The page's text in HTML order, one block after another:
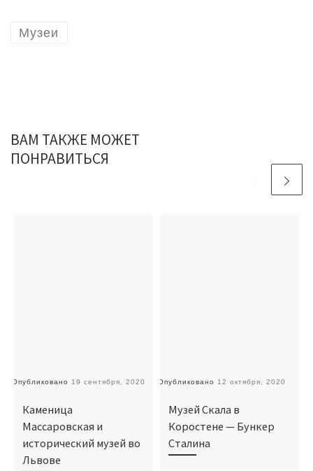
Музеи
ВАМ ТАКЖЕ МОЖЕТ
ПОНРАВИТЬСЯ
Опубликовано 19 сентября, 2020
Каменица
Массаровская и
исторический музей во
Львове
Опубликовано 12 октября, 2020
Музей Скала в
Коростене — Бункер
Сталина